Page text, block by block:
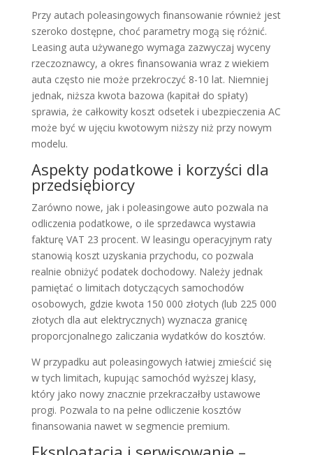
Przy autach poleasingowych finansowanie również jest
szeroko dostępne, choć parametry mogą się różnić.
Leasing auta używanego wymaga zazwyczaj wyceny
rzeczoznawcy, a okres finansowania wraz z wiekiem
auta często nie może przekroczyć 8-10 lat. Niemniej
jednak, niższa kwota bazowa (kapitał do spłaty)
sprawia, że całkowity koszt odsetek i ubezpieczenia AC
może być w ujęciu kwotowym niższy niż przy nowym
modelu.
Aspekty podatkowe i korzyści dla
przedsiębiorcy
Zarówno nowe, jak i poleasingowe auto pozwala na
odliczenia podatkowe, o ile sprzedawca wystawia
fakturę VAT 23 procent. W leasingu operacyjnym raty
stanowią koszt uzyskania przychodu, co pozwala
realnie obniżyć podatek dochodowy. Należy jednak
pamiętać o limitach dotyczących samochodów
osobowych, gdzie kwota 150 000 złotych (lub 225 000
złotych dla aut elektrycznych) wyznacza granicę
proporcjonalnego zaliczania wydatków do kosztów.
W przypadku aut poleasingowych łatwiej zmieścić się
w tych limitach, kupując samochód wyższej klasy,
który jako nowy znacznie przekraczałby ustawowe
progi. Pozwala to na pełne odliczenie kosztów
finansowania nawet w segmencie premium.